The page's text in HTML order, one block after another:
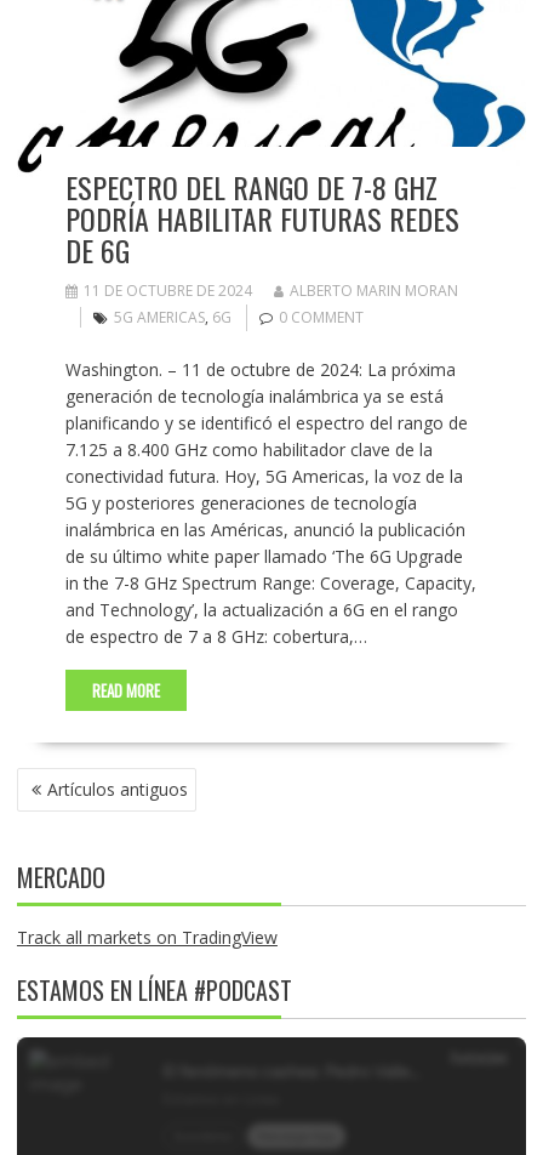
ESPECTRO DEL RANGO DE 7-8 GHZ
PODRÍA HABILITAR FUTURAS REDES
DE 6G
11 DE OCTUBRE DE 2024
ALBERTO MARIN MORAN
5G AMERICAS, 6G 0 COMMENT
Washington. – 11 de octubre de 2024: La próxima
generación de tecnología inalámbrica ya se está
planificando y se identificó el espectro del rango de
7.125 a 8.400 GHz como habilitador clave de la
conectividad futura. Hoy, 5G Americas, la voz de la
5G y posteriores generaciones de tecnología
inalámbrica en las Américas, anunció la publicación
de su último white paper llamado ‘The 6G Upgrade
in the 7-8 GHz Spectrum Range: Coverage, Capacity,
and Technology’, la actualización a 6G en el rango
de espectro de 7 a 8 GHz: cobertura,…
READ MORE
NAVEGACIÓN
DE Artículos antiguos
MERCADO
Track all markets on TradingView
ESTAMOS EN LÍNEA #PODCAST